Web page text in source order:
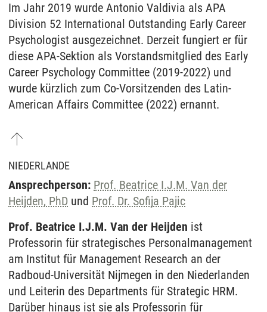
Im Jahr 2019 wurde Antonio Valdivia als APA
Division 52 International Outstanding Early Career
Psychologist ausgezeichnet. Derzeit fungiert er für
diese APA-Sektion als Vorstandsmitglied des Early
Career Psychology Committee (2019-2022) und
wurde kürzlich zum Co-Vorsitzenden des Latin-
American Affairs Committee (2022) ernannt.
NIEDERLANDE
Ansprechperson: Prof. Beatrice I.J.M. Van der
Heijden, PhD und Prof. Dr. Sofija Pajic
Prof. Beatrice I.J.M. Van der Heijden ist
Professorin für strategisches Personalmanagement
am Institut für Management Research an der
Radboud-Universität Nijmegen in den Niederlanden
und Leiterin des Departments für Strategic HRM.
Darüber hinaus ist sie als Professorin für